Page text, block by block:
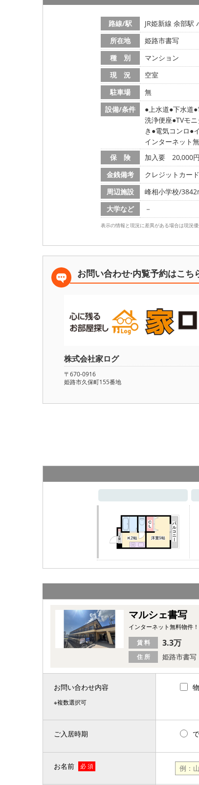
路線/駅
JR姫新線 余部駅
所在地
姫路市書写
種 別
マンション
現 況
空室
駐車場
無
設備/条件
上水道 下水道
洗浄便座 TVモ
き
電気コンロ
インターネット
保 険
加入要 20,000
金銭備考
クレジットカー
周辺施設
峰相小学校/
大学など
－
表示の情報と現況に差異がある場合は現況優
お問い合わせ·内覧予約はこち
株式会社家ログ
〒670-0916
姫路市久保町155番地
マルシェ書写
インターネット無料物件
住 所 姫路市書写
賃 料 3.3万
お問い合わせ内容
※複数選択可
ご入居時期
お名前 必 須